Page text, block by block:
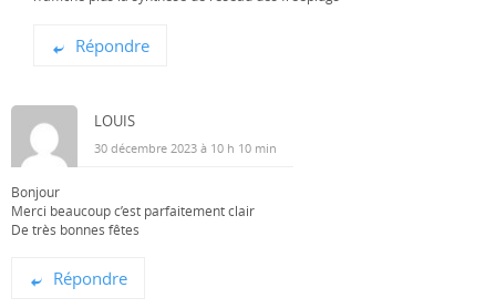
Répondre
LOUIS
30 décembre 2023 à 10 h 10 min
Bonjour
Merci beaucoup c’est parfaitement clair
De très bonnes fêtes
Répondre